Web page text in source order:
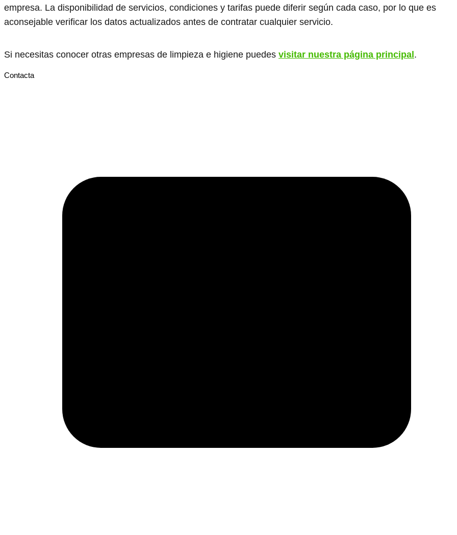
empresa. La disponibilidad de servicios, condiciones y tarifas puede diferir según cada caso, por lo que es
aconsejable verificar los datos actualizados antes de contratar cualquier servicio.
Si necesitas conocer otras empresas de limpieza e higiene puedes visitar nuestra página principal .
Contacta